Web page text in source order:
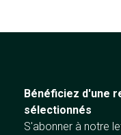
Bénéficiez d'une
sélectionnés
S'abonner à notre